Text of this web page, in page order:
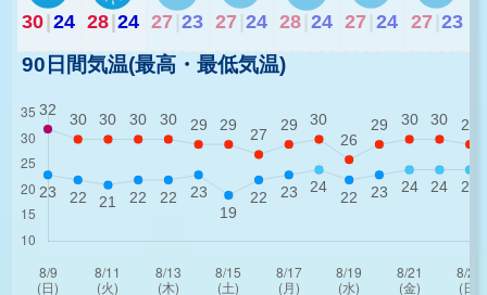
30|24 28|24 27 23 27 24 28 24 27 24 27 23
90日間気温(最高・最低気温)